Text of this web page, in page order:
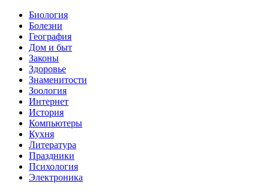
Биология
Болезни
География
Дом и быт
Законы
Здоровье
Знаменитости
Зоология
Интернет
История
Компьютеры
Кухня
Литература
Праздники
Психология
Электроника